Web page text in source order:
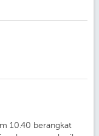
10.40 berangkat